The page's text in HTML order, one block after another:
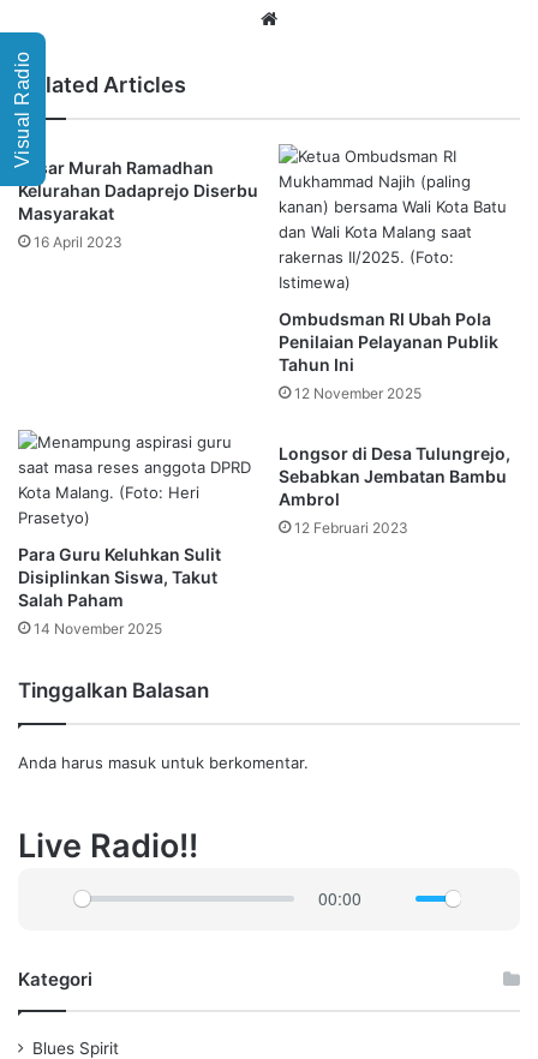
Related Articles
Pasar Murah Ramadhan
Kelurahan Dadaprejo Diserbu
Masyarakat
16 April 2023
Ombudsman RI Ubah Pola
Penilaian Pelayanan Publik
Tahun Ini
12 November 2025
Para Guru Keluhkan Sulit
Disiplinkan Siswa, Takut
Salah Paham
14 November 2025
Longsor di Desa Tulungrejo,
Sebabkan Jembatan Bambu
Ambrol
12 Februari 2023
Tinggalkan Balasan
Anda harus masuk untuk berkomentar.
Live Radio!!
a
00:00
Kategori
Blues Spirit
Visual Radio